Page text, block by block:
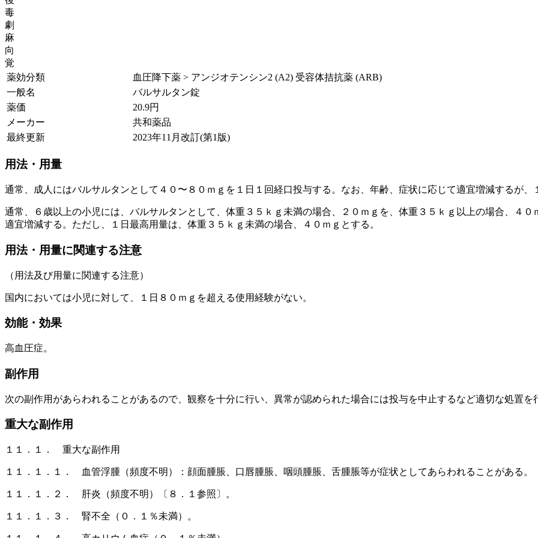
毒
劇
麻
向
覚
薬効分類
血圧降下薬 > アンジオテンシン2 (A2) 受容体拮抗薬 (ARB)
一般名
バルサルタン錠
薬価
20.9円
メーカー
共和薬品
最終更新
2023年11月改訂(第1版)
用法・用量
通常、成人にはバルサルタンとして４０〜８０ｍｇを１日１回経口投与する。なお、年齢、症状に応じて適宜増減するが、
通常、６歳以上の小児には、バルサルタンとして、体重３５ｋｇ未満の場合、２０ｍｇを、体重３５ｋｇ以上の場合、４
適宜増減する。ただし、１日最高用量は、体重３５ｋｇ未満の場合、４０ｍｇとする。
用法・用量に関連する注意
（用法及び用量に関連する注意）
国内においては小児に対して、１日８０ｍｇを超える使用経験がない。
効能・効果
高血圧症。
副作用
次の副作用があらわれることがあるので、観察を十分に行い、異常が認められた場合には投与を中止するなど適切な処置を
重大な副作用
１１．１． 重大な副作用
１１．１．１． 血管浮腫（頻度不明）：顔面腫脹、口唇腫脹、咽頭腫脹、舌腫脹等が症状としてあらわれることがある。
１１．１．２． 肝炎（頻度不明）〔８．１参照〕。
１１．１．３． 腎不全（０．１％未満）。